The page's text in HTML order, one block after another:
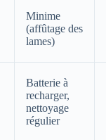
Minime
(affûtage des
lames)
Batterie à
recharger,
nettoyage
régulier